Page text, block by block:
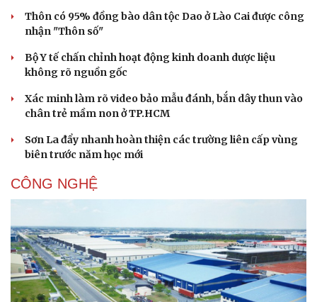
Tư vấn
Săn Tour
Câu chuyện thời sự
Kể chuyện cho bé
Thôn có 95% đồng bào dân tộc Dao ở Lào Cai được công
nhận "Thôn số"
Bộ Y tế chấn chỉnh hoạt động kinh doanh dược liệu
không rõ nguồn gốc
Xác minh làm rõ video bảo mẫu đánh, bắn dây thun vào
chân trẻ mầm non ở TP.HCM
Sơn La đẩy nhanh hoàn thiện các trường liên cấp vùng
biên trước năm học mới
CÔNG NGHỆ